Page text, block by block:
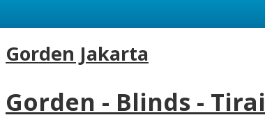
Gorden Jakarta
Gorden - Blinds - Tirai